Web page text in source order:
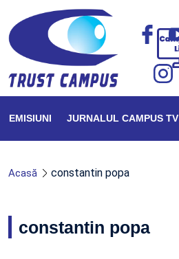
EMISIUNI JURNALUL CAMPUS TV
Acasă constantin popa
constantin popa